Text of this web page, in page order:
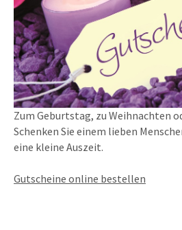
Zum Geburtstag, zu Weihnachten
Schenken Sie einem lieben
eine kleine Auszeit.
Gutscheine online bestellen